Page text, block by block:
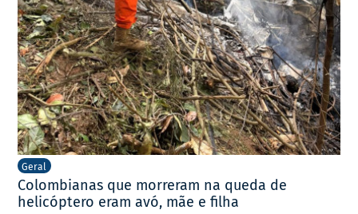
Geral
Colombianas que morreram na queda de
helicóptero eram avó, mãe e filha